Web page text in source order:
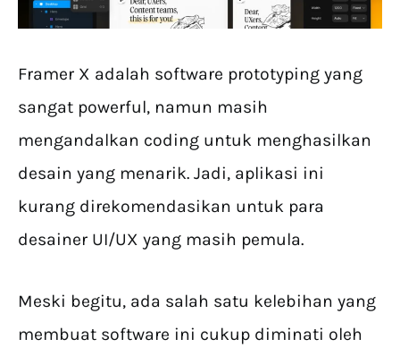
Framer X adalah software prototyping yang
sangat powerful, namun masih
mengandalkan coding untuk menghasilkan
desain yang menarik. Jadi, aplikasi ini
kurang direkomendasikan untuk para
desainer UI/UX yang masih pemula.
Meski begitu, ada salah satu kelebihan yang
membuat software ini cukup diminati oleh